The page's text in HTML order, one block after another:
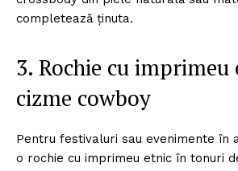
completează ținuta.
3. Rochie cu imprimeu
cizme cowboy
Pentru festivaluri sau evenimente în
o rochie cu imprimeu etnic în tonuri